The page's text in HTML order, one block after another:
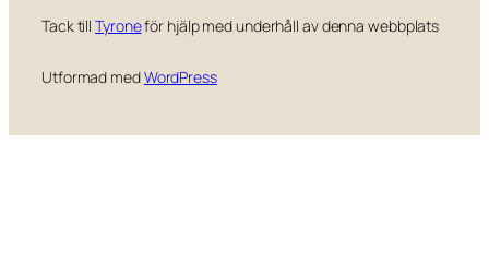
Tack tillTyroneför hjälp med underhåll av denna webbplats
Utformad medWordPress